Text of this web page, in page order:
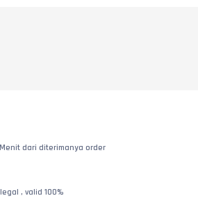
dari diterimanya order
, valid 100%